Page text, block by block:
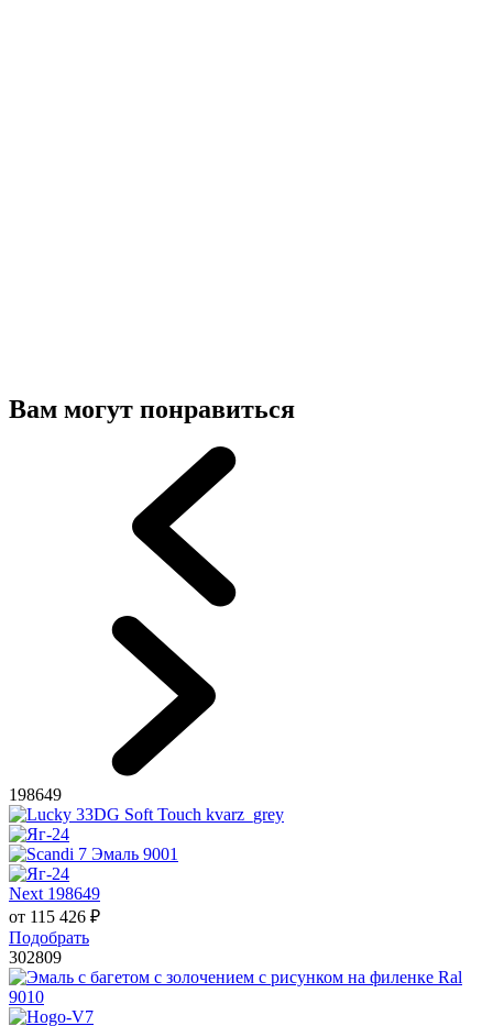
Вам могут понравиться
198649
Next 198649
от 115 426 ₽
Подобрать
302809